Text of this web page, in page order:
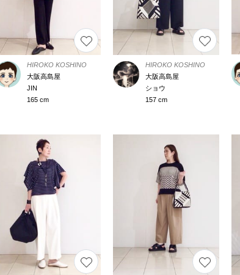
HIROKO KOSHINO
大阪高島屋
JIN
165 cm
HIROKO KOSHINO
大阪高島屋
ショウ
157 cm